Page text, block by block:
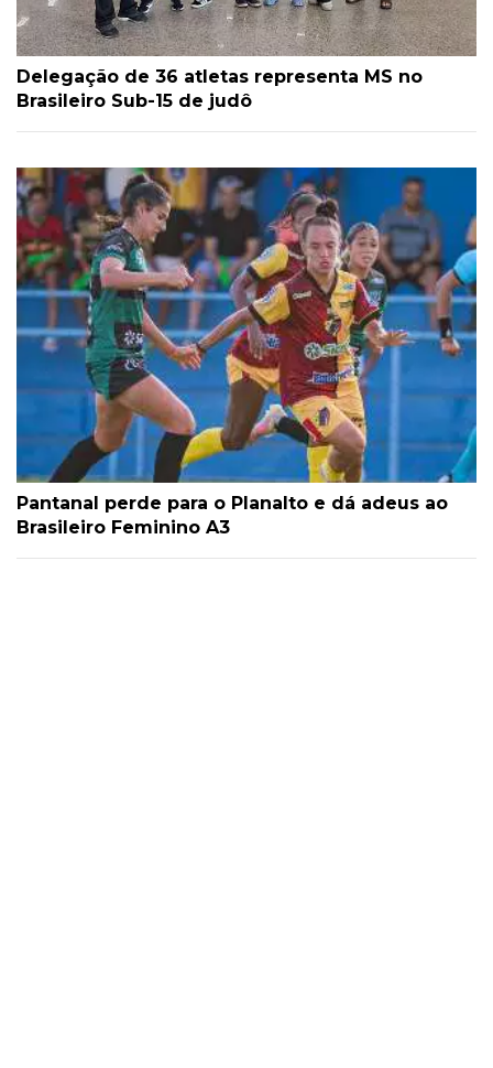
Delegação de 36 atletas representa MS no
Brasileiro Sub-15 de judô
Pantanal perde para o Planalto e dá adeus ao
Brasileiro Feminino A3